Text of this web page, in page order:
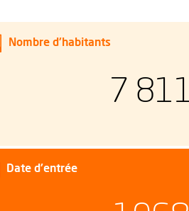
Nombre d'habitants
7 811
Date d'entrée